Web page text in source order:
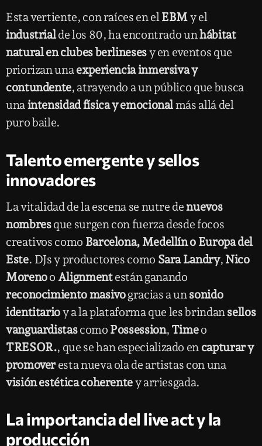
Esta vertiente, con raíces en elEBMy el
industrialde los 80, ha encontrado unhábitat
natural en clubes berlinesesy en eventos que
priorizan unaexperiencia inmersiva y
contundente, atrayendo a un público que busca
unaintensidad física y emocionalmás allá del
puro baile.
Talento emergente y sellos
innovadores
La vitalidad de la escena se nutre denuevos
nombresque surgen con fuerza desde focos
creativos como Barcelona, Medellín o Europa del
Este. DJs y productores como Sara Landry, Nico
Morenoo Alignmentestán ganando
reconocimiento masivogracias a unsonido
identitarioy a la plataforma que les brindansellos
vanguardistascomo Possession, Timeo
TRESOR., que se han especializado en capturar y
promoveresta nueva ola de artistas con una
visión estética coherentey arriesgada.
La importancia del live act y la
producción